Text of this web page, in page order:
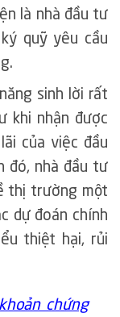
là nhà đầu tư
quỹ yêu cầu
sinh lời rất
khi nhận được
của việc đầu
đó, nhà đầu tư
thị trường một
dự đoán chính
thiệt hại, rủi
chứng